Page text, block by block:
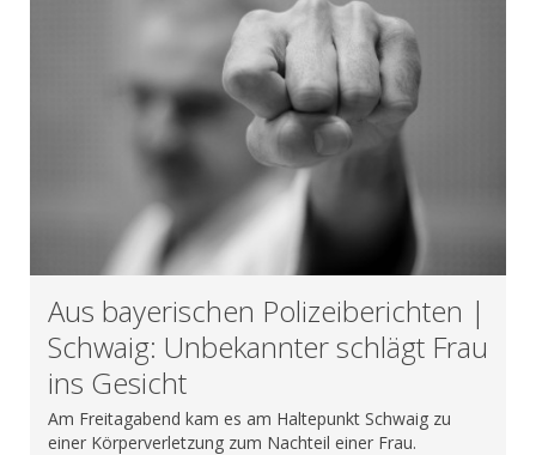
Aus bayerischen Polizeiberichten |
Schwaig: Unbekannter schlägt Frau
ins Gesicht
Am Freitagabend kam es am Haltepunkt Schwaig zu
einer Körperverletzung zum Nachteil einer Frau.